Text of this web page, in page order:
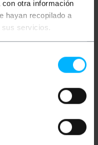
otra información
hayan recopilado a
sus servicios.